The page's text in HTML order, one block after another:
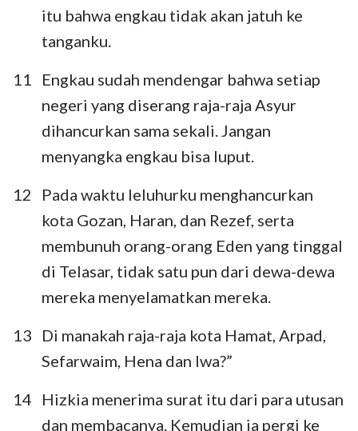
itu bahwa engkau tidak akan jatuh ke
tanganku.
11
Engkau sudah mendengar bahwa setiap
negeri yang diserang raja-raja Asyur
dihancurkan sama sekali. Jangan
menyangka engkau bisa luput.
12
Pada waktu leluhurku menghancurkan
kota Gozan, Haran, dan Rezef, serta
membunuh orang-orang Eden yang tinggal
di Telasar, tidak satu pun dari dewa-dewa
mereka menyelamatkan mereka.
13
Di manakah raja-raja kota Hamat, Arpad,
Sefarwaim, Hena dan Iwa?”
14
Hizkia menerima surat itu dari para utusan
dan membacanya. Kemudian ia pergi ke